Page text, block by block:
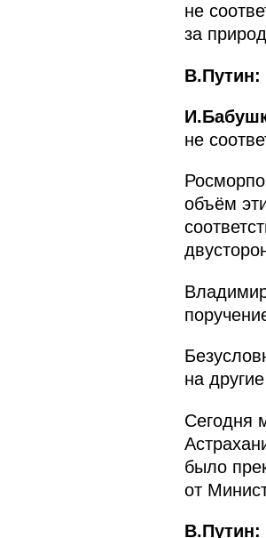
не
за
В.Путин:
не
объём
на
Сегодня
было
от
В.Путин: